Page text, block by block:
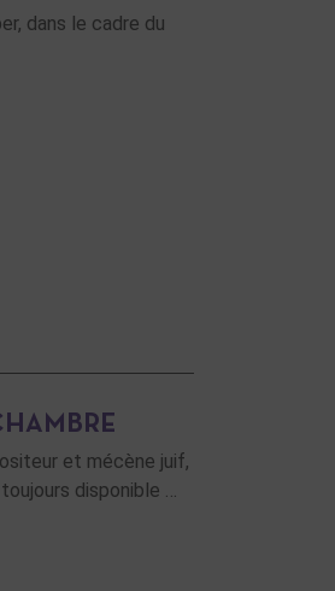
dans le cadre du
et mécène juif,
disponible …